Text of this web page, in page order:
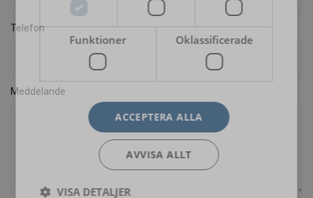
Telefon
Meddelande
Funktioner Oklassificerade
ACCEPTERA ALLA
AVVISA ALLT
VISA DETALJER